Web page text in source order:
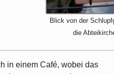
Blick von der
die
in einem Café, wobei das